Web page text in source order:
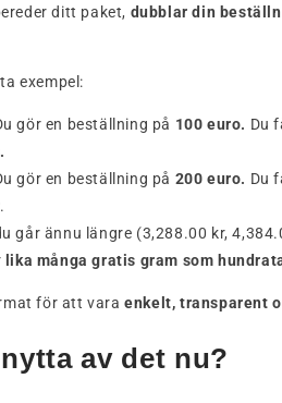
ditt paket, dubblar din
exempel:
gör en beställning på 100 euro. Du
gör en beställning på 200 euro. Du
.
går ännu längre (3,288.00 kr,
lika många gratis gram som
för att varaenkelt, transparent
av det nu?